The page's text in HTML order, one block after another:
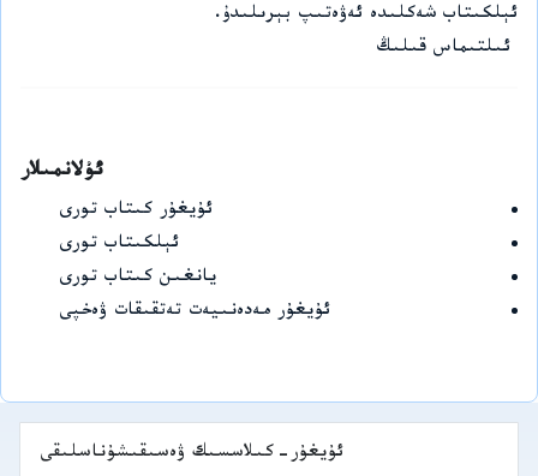
ئېلكىتاب شەكلىدە ئەۋەتىپ بېرىلىدۇ.
ئىلتىماس قىلىڭ
ئۇلانمىلار
ئۇيغۇر كىتاب تورى
ئېلكىتاب تورى
يانغىن كىتاب تورى
ئۇيغۇر مەدەنىيەت تەتقىقات ۋەخپى
ئۇيغۇر-كىلاسسىك ۋەسىقىشۇناسلىقى